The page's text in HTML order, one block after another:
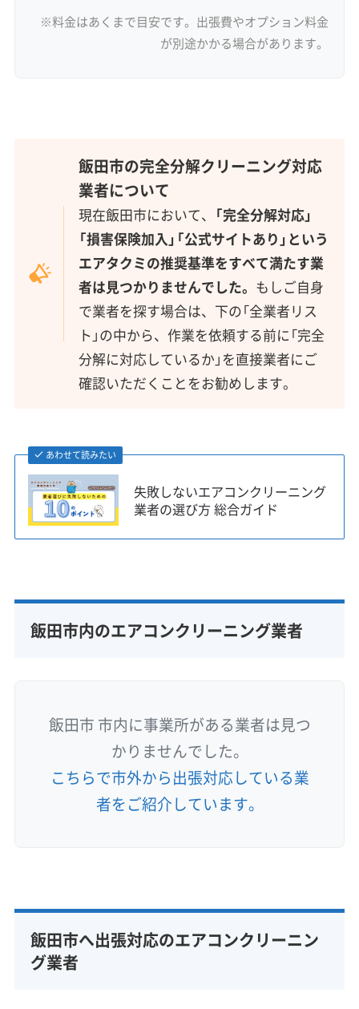
※料金はあくまで目安です。出張費やオプション料金
が別途かかる場合があります。
飯田市の完全分解クリーニング対応
業者について
現在飯田市において、 「完全分解対応」
「損害保険加入」「公式サイトあり」という
エアタクミの推奨基準をすべて満たす業
者は見つかりませんでした。 もしご自身
で業者を探す場合は、下の「全業者リス
ト」の中から、作業を依頼する前に「完全
分解に対応しているか」を直接業者にご
確認いただくことをお勧めします。
あわせて読みたい
失敗しないエアコンクリーニング
業者の選び方 総合ガイド
飯田市内のエアコンクリーニング業者
飯田市 市内に事業所がある業者は見つ
かりませんでした。
こちらで市外から出張対応している業
者をご紹介しています。
飯田市へ出張対応のエアコンクリーニン
グ業者